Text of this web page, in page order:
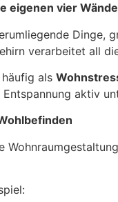
eigenen vier
Dinge,
verarbeitet all
als
aktiv